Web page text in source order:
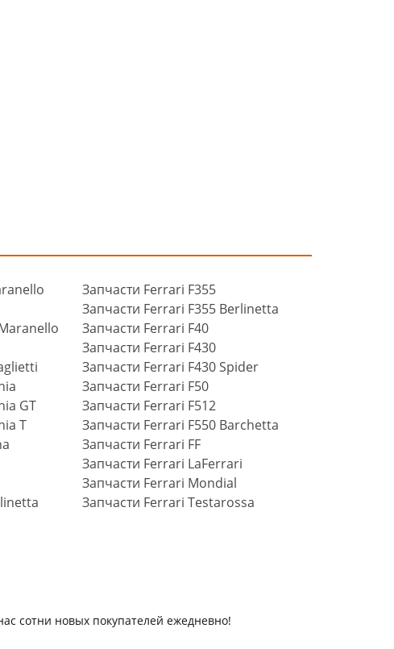
GT
T
Запчасти Ferrari F355
Запчасти Ferrari F355 Berlinetta
Запчасти Ferrari F40
Запчасти Ferrari F430
Запчасти Ferrari F430 Spider
Запчасти Ferrari F50
Запчасти Ferrari F512
Запчасти Ferrari F550 Barchetta
Запчасти Ferrari FF
Запчасти Ferrari LaFerrari
Запчасти Ferrari Mondial
Запчасти Ferrari Testarossa
сотни новых покупателей ежедневно!